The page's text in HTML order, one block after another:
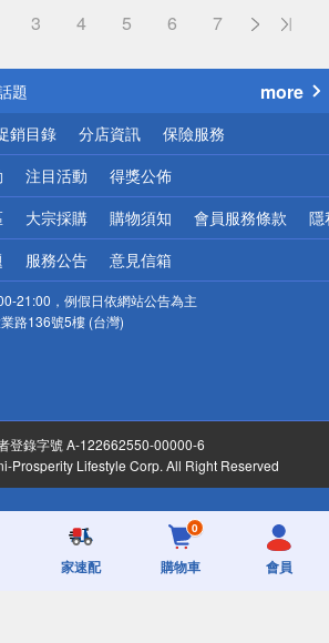
3 4 5 6 7
區配送
告
題
惠
區配送
頁！請小心！
more
銷目錄 分店資訊 保險服務
注目活動 得獎公佈
大宗採購 購物須知 會員服務條款 隱
服務公告 意見信箱
21:00，例假日依網站公告為主
路136號5樓 (台灣)
登錄字號 A-122662550-00000-6
Prosperity Lifestyle Corp. All Right Reserved
家速配
0
購物車 會員